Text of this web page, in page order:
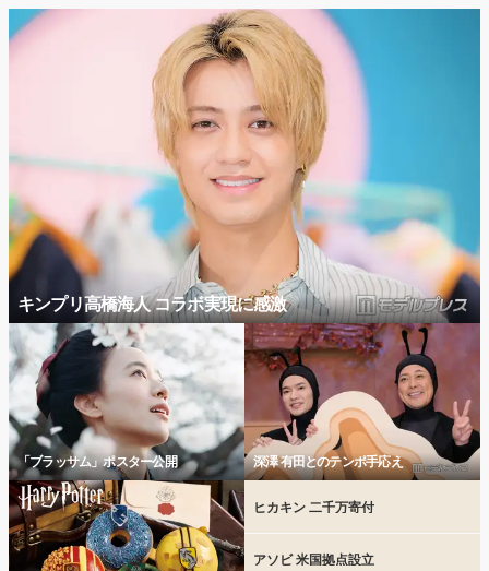
キンプリ高橋海人 コラボ実現に感激
「ブラッサム」ポスター公開 深澤 有田とのテンポ手応え
ヒカキン 二千万寄付
アソビ 米国拠点設立